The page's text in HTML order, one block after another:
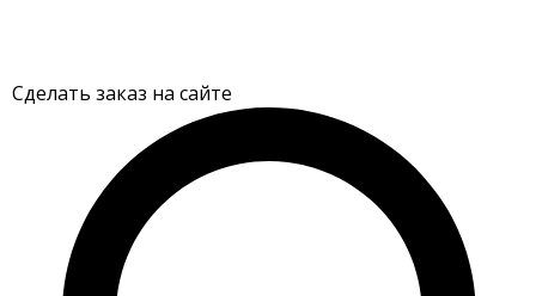
Сделать заказ на сайте